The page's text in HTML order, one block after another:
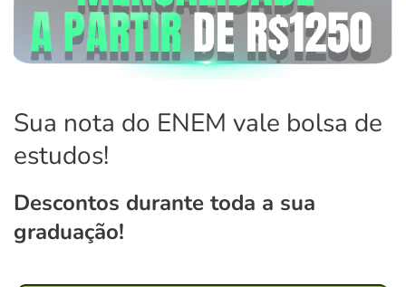
Sua nota do ENEM vale bolsa de
estudos!
Descontos durante toda a sua
graduação!